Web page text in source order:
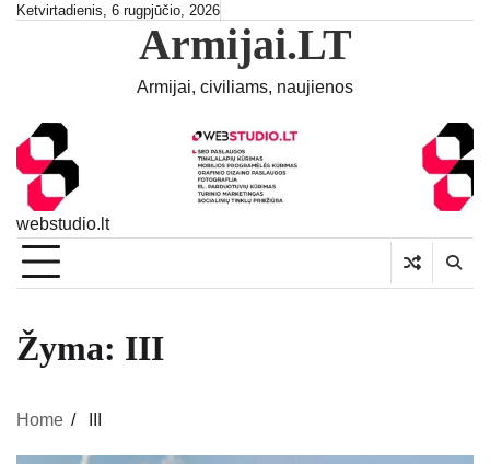
SkipKetvirtadienis, 6 rugpjūčio, 2026
Armijai.LT
Armijai, civiliams, naujienos
webstudio.lt
Žyma: III
Home